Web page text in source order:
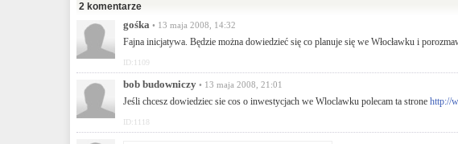
2 komentarze
gośka • 13 maja 2008, 14:32
Fajna inicjatywa. Będzie można dowiedzieć się co planuje się we Włocławku i
ID:1109
bob budowniczy • 13 maja 2008, 21:01
Jeśli chcesz dowiedziec sie cos o inwestycjach we Wloclawku polecam ta strone http://
ID:1118